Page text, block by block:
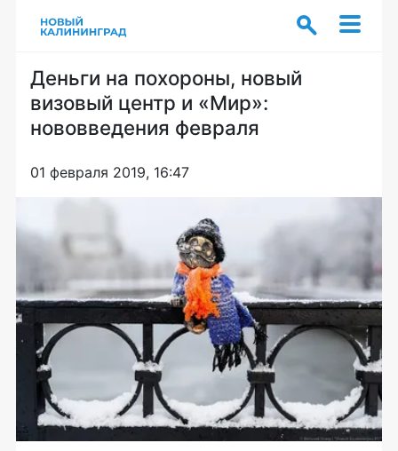
Деньги на похороны, новый
визовый центр и «Мир»:
нововведения февраля
01 февраля 2019, 16:47